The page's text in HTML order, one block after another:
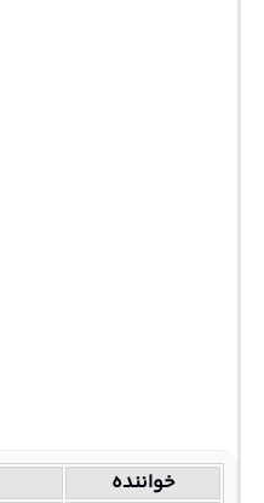
خواننده